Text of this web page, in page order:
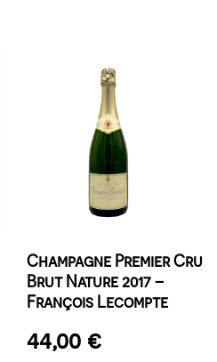
Champagne Premier Cru
Brut Nature 2017 –
François Lecompte
44,00 €